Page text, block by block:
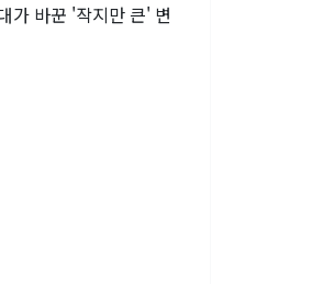
가 바꾼 '작지만 큰' 변